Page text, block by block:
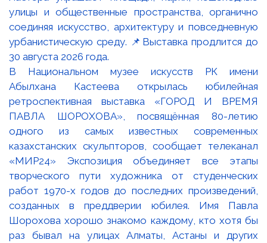
В Национальном музее искусств РК имени
Абылхана Кастеева открылась юбилейная
ретроспективная выставка «ГОРОД И ВРЕМЯ
ПАВЛА ШОРОХОВА», посвящённая 80-летию
одного из самых известных современных
казахстанских скульпторов, сообщает телеканал
«МИР24» Экспозиция объединяет все этапы
творческого пути художника от студенческих
работ 1970-х годов до последних произведений,
созданных в преддверии юбилея. Имя Павла
Шорохова хорошо знакомо каждому, кто хотя бы
раз бывал на улицах Алматы, Астаны и других